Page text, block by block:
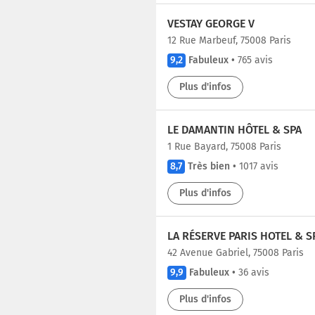
VESTAY GEORGE V
12 Rue Marbeuf, 75008 Paris
9,2 Fabuleux • 765 avis
Plus d'infos
LE DAMANTIN HÔTEL & SPA
1 Rue Bayard, 75008 Paris
8,7 Très bien • 1017 avis
Plus d'infos
LA RÉSERVE PARIS HOTEL &
42 Avenue Gabriel, 75008 Paris
9,9 Fabuleux • 36 avis
Plus d'infos